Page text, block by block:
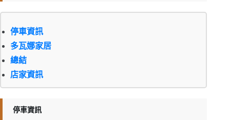
停車資訊
多瓦娜家居
總結
店家資訊
停車資訊